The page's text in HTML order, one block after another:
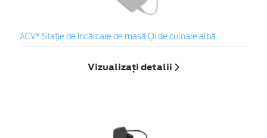
ACV* Stație de încărcare de masă Qi de culoare albă
Vizualizați detalii